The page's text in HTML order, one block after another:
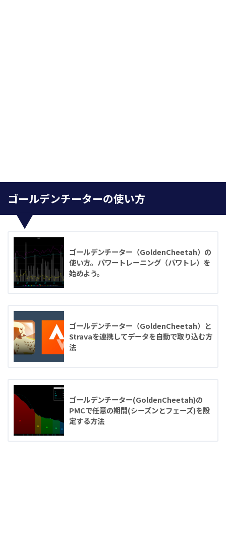
ゴールデンチーターの使い方
ゴールデンチーター（GoldenCheetah）の
使い方。パワートレーニング（パワトレ）を
始めよう。
ゴールデンチーター（GoldenCheetah）と
Stravaを連携してデータを自動で取り込む方
法
ゴールデンチーター(GoldenCheetah)の
PMCで任意の期間(シーズンとフェーズ)を設
定する方法